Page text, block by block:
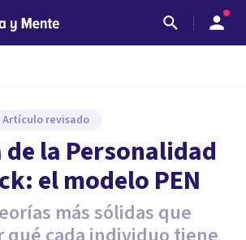
Artículo revisado
de la Personalidad
el modelo PEN
más sólidas que